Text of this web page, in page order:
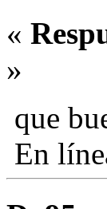
«
»
que
En